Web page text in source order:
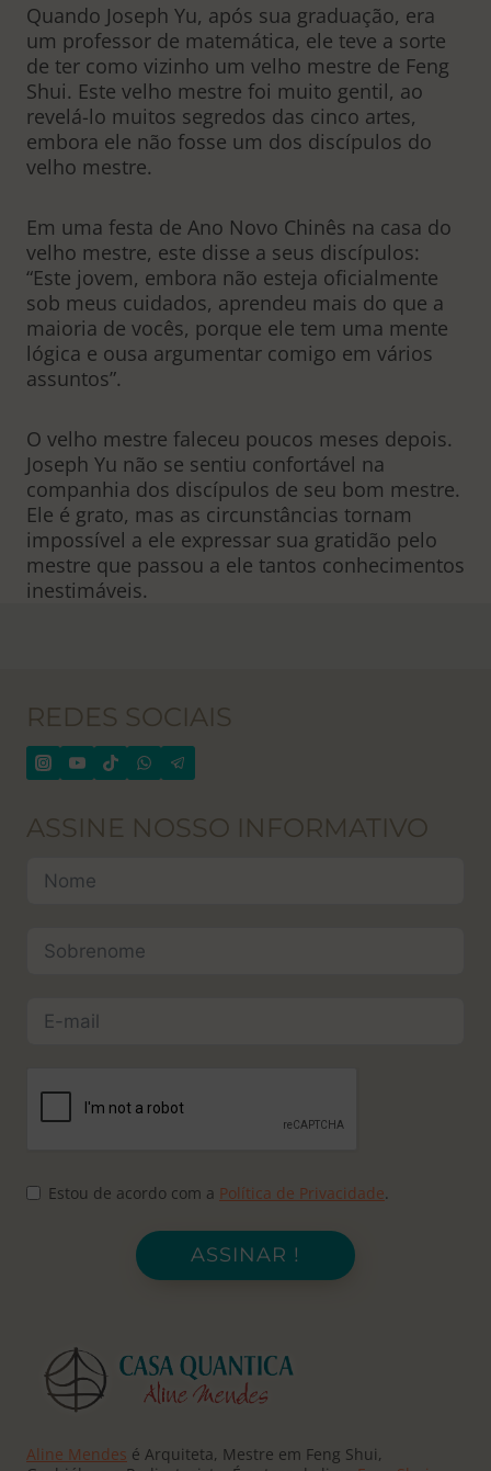
Quando Joseph Yu, após sua graduação, era
um professor de matemática, ele teve a sorte
de ter como vizinho um velho mestre de Feng
Shui. Este velho mestre foi muito gentil, ao
revelá-lo muitos segredos das cinco artes,
embora ele não fosse um dos discípulos do
velho mestre.
Em uma festa de Ano Novo Chinês na casa do
velho mestre, este disse a seus discípulos:
“Este jovem, embora não esteja oficialmente
sob meus cuidados, aprendeu mais do que a
maioria de vocês, porque ele tem uma mente
lógica e ousa argumentar comigo em vários
assuntos”.
O velho mestre faleceu poucos meses depois.
Joseph Yu não se sentiu confortável na
companhia dos discípulos de seu bom mestre.
Ele é grato, mas as circunstâncias tornam
impossível a ele expressar sua gratidão pelo
mestre que passou a ele tantos conhecimentos
inestimáveis.
REDES SOCIAIS
ASSINE NOSSO INFORMATIVO
Estou de acordo com a Política de Privacidade.
ASSINAR !
Aline Mendes é Arquiteta, Mestre em Feng Shui,